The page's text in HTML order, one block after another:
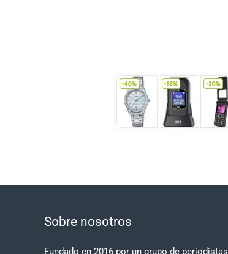
Sobre nosotros
Fundado en 2016 por un grupo de periodistas